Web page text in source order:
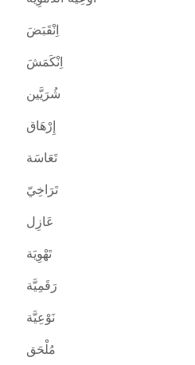
اِنْقَبَضَ
اِنْكَمَشَ
شُرَيَّين
إِرْهَاق
تَعَاسَة
تَرَاخِيّ
عَازِل
تَهْوِيَة
رَقَمِيَّة
نَوْعِيَّة
مُلْحَق